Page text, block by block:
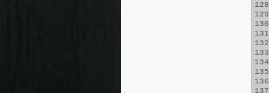
128
129
130
131
132
133
134
135
136
137